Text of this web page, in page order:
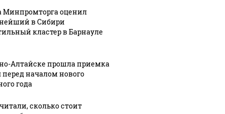
8
Валерий
Карпин в
Минпромторга оценил
в Сибири
кластер в Барнауле
Алтайске прошла приемка
началом нового
года
сколько стоит